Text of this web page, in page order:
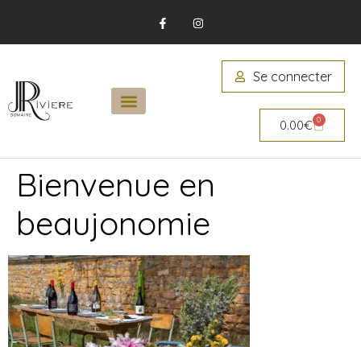
Se connecter
0.00€ 0
Bienvenue en
beaujonomie